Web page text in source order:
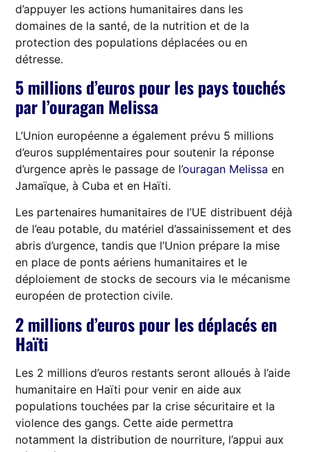
d’appuyer les actions humanitaires dans les
domaines de la santé, de la nutrition et de la
protection des populations déplacées ou en
détresse.
5 millions d’euros pour les pays touchés
par l’ouragan Melissa
L’Union européenne a également prévu 5 millions
d’euros supplémentaires pour soutenir la réponse
d’urgence après le passage de l’ouragan Melissa en
Jamaïque, à Cuba et en Haïti.
Les partenaires humanitaires de l’UE distribuent déjà
de l’eau potable, du matériel d’assainissement et des
abris d’urgence, tandis que l’Union prépare la mise
en place de ponts aériens humanitaires et le
déploiement de stocks de secours via le mécanisme
européen de protection civile.
2 millions d’euros pour les déplacés en
Haïti
Les 2 millions d’euros restants seront alloués à l’aide
humanitaire en Haïti pour venir en aide aux
populations touchées par la crise sécuritaire et la
violence des gangs. Cette aide permettra
notamment la distribution de nourriture, l’appui aux